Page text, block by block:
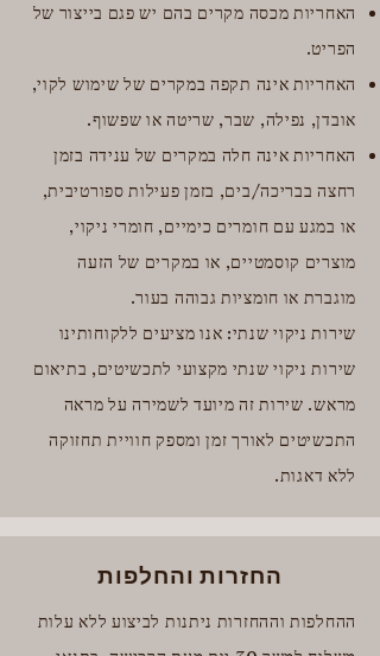
האחריות מכסה מקרים בהם יש פגם בייצור של
הפריט.
האחריות אינה תקפה במקרים של שימוש לקוי,
אובדן, נפילה, שבר, שריטה או שפשוף.
האחריות אינה חלה במקרים של ענידה בזמן
רחצה בבריכה/בים, בזמן פעילות ספורטיבית,
או במגע עם חומרים כימיים, חומרי ניקוי,
מוצרים קוסמטיים, או במקרים של הזעה
מוגברת או חומציות גבוהה בעור.
שירות ניקוי שנתי: אנו מציעים ללקוחותינו
שירות ניקוי שנתי מקצועי לתכשיטים, בתיאום
מראש. שירות זה מיועד לשמירה על מראה
התכשיטים לאורך זמן ומספק חוויית תחזוקה
ללא דאגות.
החזרות והחלפות
ההחלפות וההחזרות ניתנות לביצוע ללא עלות